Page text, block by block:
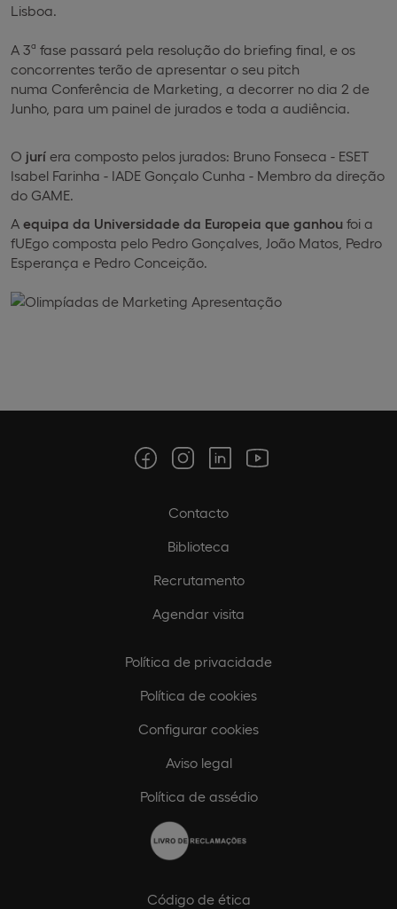
Lisboa.
A 3ª fase passará pela resolução do briefing final, e os
concorrentes terão de apresentar o seu pitch
numa Conferência de Marketing, a decorrer no dia 2 de
Junho, para um painel de jurados e toda a audiência.
O jurí era composto pelos jurados: Bruno Fonseca - ESET
Isabel Farinha - IADE Gonçalo Cunha - Membro da direção
do GAME.
A equipa da Universidade da Europeia que ganhou foi a
fUEgo composta pelo Pedro Gonçalves, João Matos, Pedro
Esperança e Pedro Conceição.
Contacto
Biblioteca
Recrutamento
Agendar visita
Política de privacidade
Política de cookies
Configurar cookies
Aviso legal
Política de assédio
Código de ética